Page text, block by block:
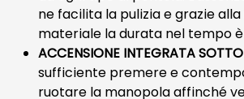
ne facilita la pulizia e grazie
materiale la durata nel tempo
ACCENSIONE INTEGRATA
sufficiente premere e
ruotare la manopola affinché